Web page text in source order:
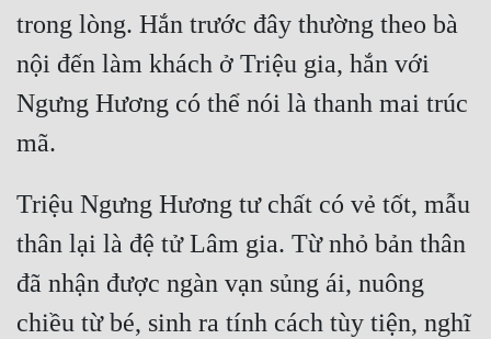
trong lòng. Hắn trước đây thường theo bà
nội đến làm khách ở Triệu gia, hắn với
Ngưng Hương có thể nói là thanh mai trúc
Triệu Ngưng Hương tư chất có vẻ tốt, mẫu
thân lại là đệ tử Lâm gia. Từ nhỏ bản thân
đã nhận được ngàn vạn sủng ái, nuông
chiều từ bé, sinh ra tính cách tùy tiện, nghĩ